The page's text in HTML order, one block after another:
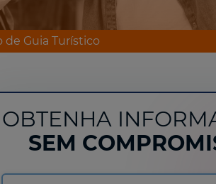
de Guia Turístico
OBTENHA
SEM